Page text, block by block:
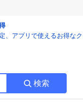
、アプリで使えるお得な
検索